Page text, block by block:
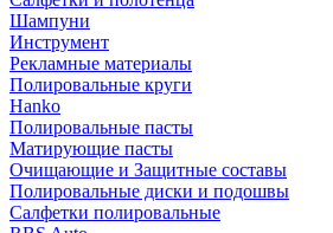
Шампуни
Инструмент
Рекламные материалы
Полировальные круги
Hanko
Полировальные пасты
Матирующие пасты
Очищающие и Защитные составы
Полировальные диски и подошвы
Салфетки полировальные